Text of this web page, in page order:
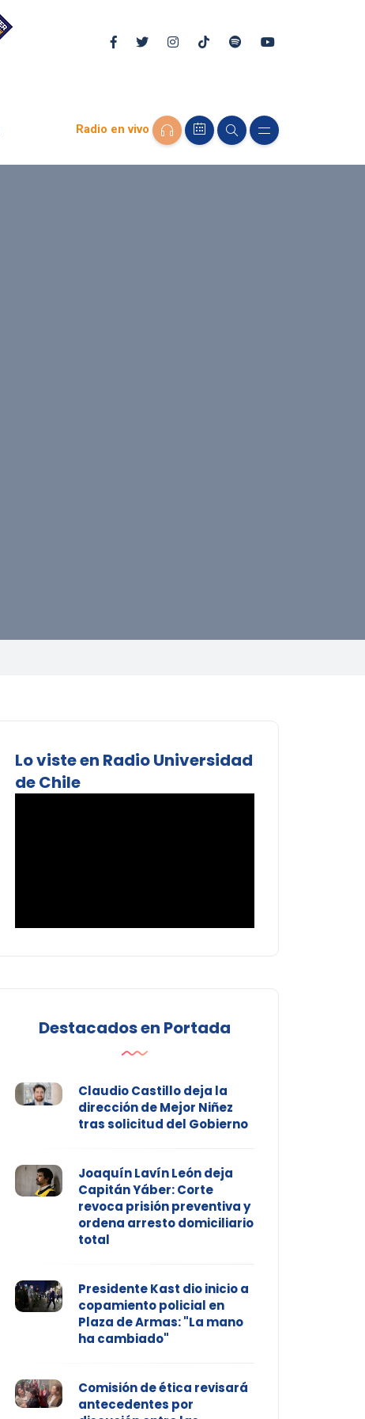
Radio en vivo
Lo viste en Radio Universidad
de Chile
Destacados en Portada
Claudio Castillo deja la
dirección de Mejor Niñez
tras solicitud del Gobierno
Joaquín Lavín León deja
Capitán Yáber: Corte
revoca prisión preventiva y
ordena arresto domiciliario
total
Presidente Kast dio inicio a
copamiento policial en
Plaza de Armas: "La mano
ha cambiado"
Comisión de ética revisará
antecedentes por